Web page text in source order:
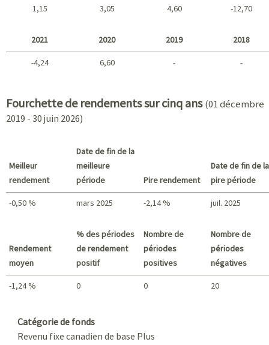
1,15 3,05 4,60 -12,70
2021 2020 2019 2018
-4,24 6,60 - -
Fourchette de rendements sur cinq ans (01 décembre
2019 - 30 juin 2026)
Meilleur
rendement
Date de fin de la
meilleure
période
Pire rendement
Date de fin de la
pire période
-0,50 % mars 2025 -2,14 % juil. 2025
Rendement
moyen
% des périodes
de rendement
positif
Nombre de
périodes
positives
Nombre de
périodes
négatives
-1,24 % 0 0 20
Catégorie de fonds
Revenu fixe canadien de base Plus